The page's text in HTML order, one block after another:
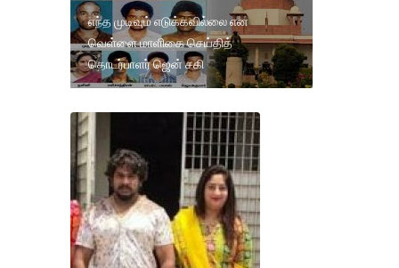
எந்த முடிவும் எடுக்கவில்லை என
வெள்ளை மாளிகை செய்தித்
தொடர்பாளர் ஜென் சகி